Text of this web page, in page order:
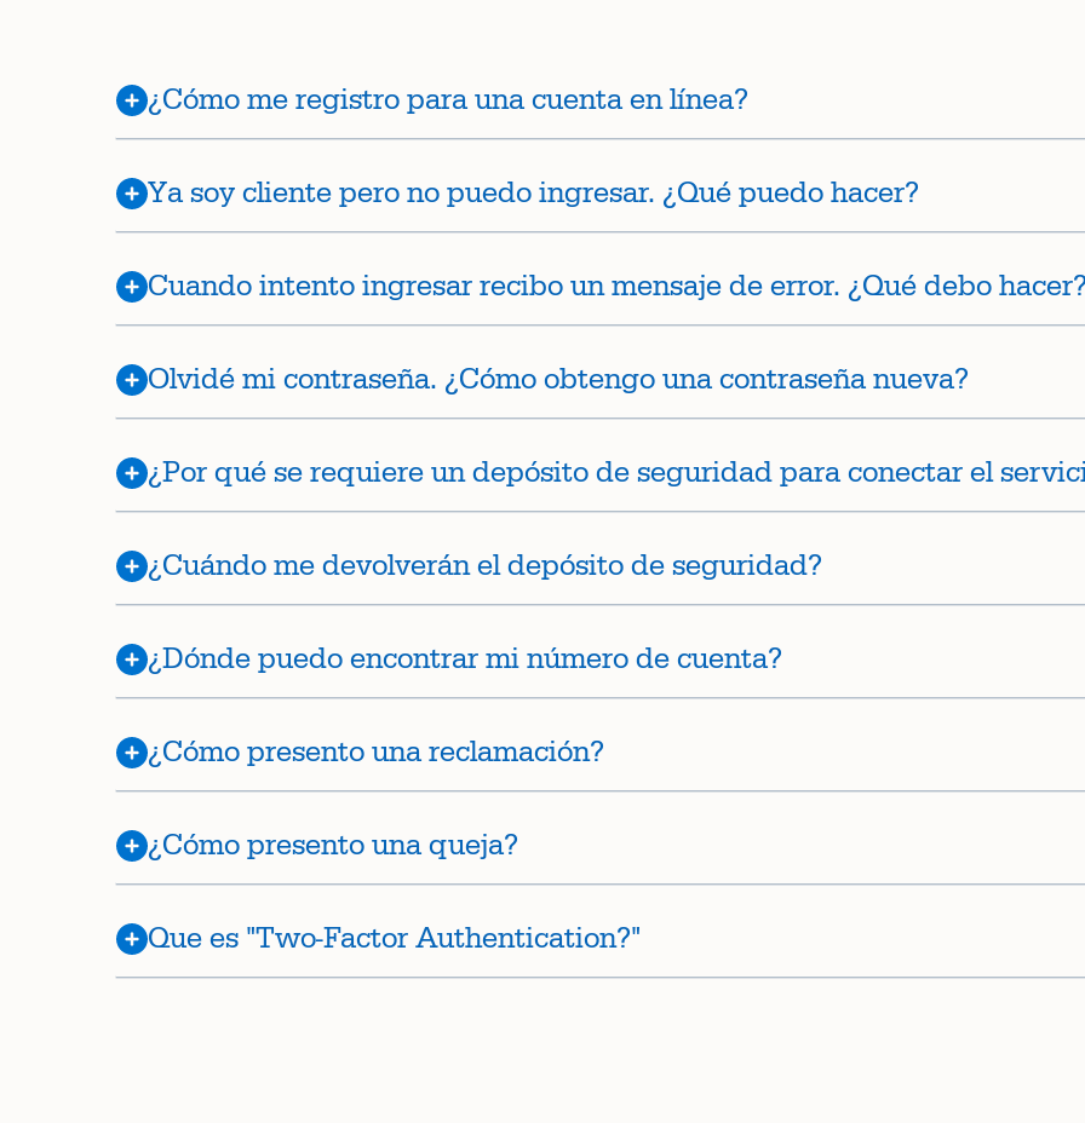
¿Cómo me registro para una cuenta en línea?
Ya soy cliente pero no puedo ingresar. ¿Qué puedo hacer?
Cuando intento ingresar recibo un mensaje de error. ¿Qué debo
Olvidé mi contraseña. ¿Cómo obtengo una contraseña nueva?
¿Por qué se requiere un depósito de seguridad para conectar el
¿Cuándo me devolverán el depósito de seguridad?
¿Dónde puedo encontrar mi número de cuenta?
¿Cómo presento una reclamación?
¿Cómo presento una queja?
Que es "Two-Factor Authentication?"